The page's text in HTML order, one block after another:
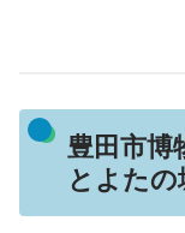
豊田市博
とよたの